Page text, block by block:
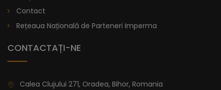
De la 996,47
Contact
Rețeaua Națională de Parteneri Imperma
CONTACTAȚI-NE
Calea Clujului 271, Oradea, Bihor, Romania